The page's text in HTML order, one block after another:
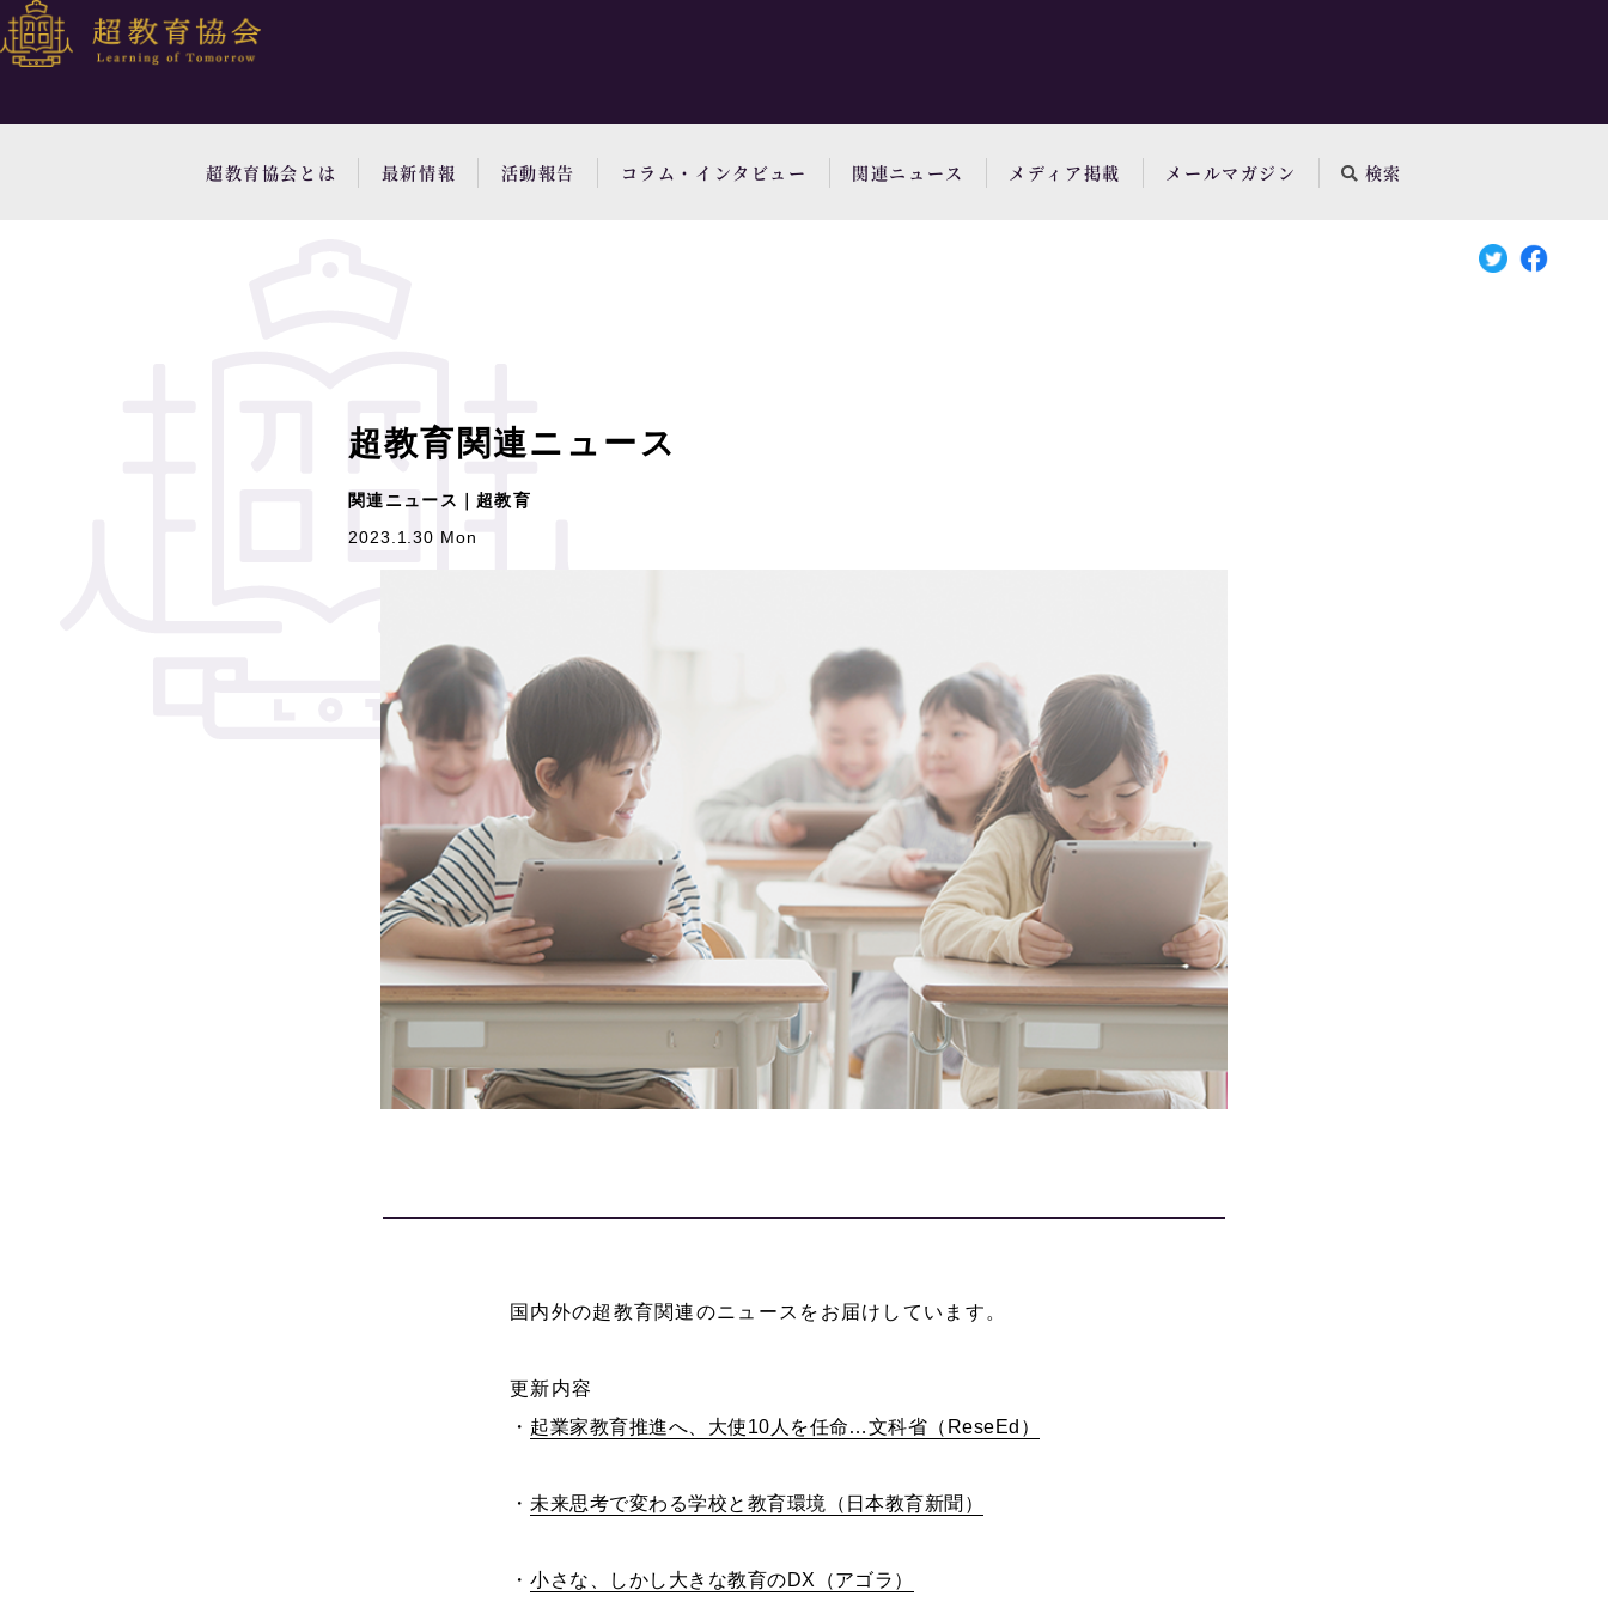
超教育協会とは 最新情報 活動報告 コラム・インタビュー 関連ニュース メディア掲載 メールマガジン 検索
超教育関連ニュース
関連ニュース｜超教育
2023.1.30 Mon
国内外の超教育関連のニュースをお届けしています。
更新内容
・ 起業家教育推進へ、大使10 人を任命…文科省（ ReseEd ）
・ 未来思考で変わる学校と教育環境（日本教育新聞）
・小さな、しかし大きな教育のDX （アゴラ）